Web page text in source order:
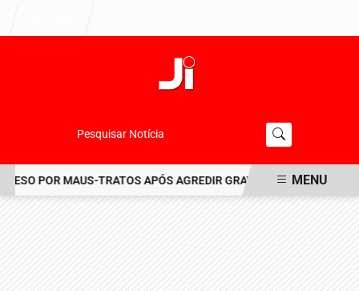
Pesquisar Notícia
POR MAUS-TRATOS APÓS AGREDIR GRAVEMENTE CACHORRO
MENU